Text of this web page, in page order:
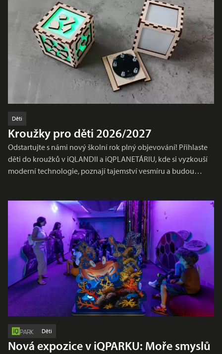
Děti
Kroužky pro děti 2026/2027
Odstartujte s námi nový školní rok plný objevování! Přihlaste
děti do kroužků v iQLANDII a iQPLANETÁRIU, kde si vyzkouší
moderní technologie, poznají tajemství vesmíru a budou…
PARK Děti
Nová expozice v iQPARKU: Moře smyslů